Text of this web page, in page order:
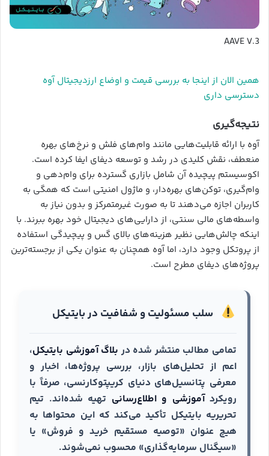
AAVE V.3
همین الان از اینجا به بررسی قیمت و اوضاع ارزدیجیتال آوه
دسترسی داری
نتیجه‌گیری
آوه با ارائه قابلیت‌هایی مانند وام‌های فلش و نرخ‌های بهره
منعطف، نقش کلیدی در رشد و توسعه دیفای ایفا کرده است.
اکوسیستم پیچیده آن شامل بازاری گسترده برای وام‌دهی و
وام‌گیری، توکن‌های بهره‌دار، و ماژول امنیتی است که همگی به
کاربران اجازه می‌دهند تا به صورت غیرمتمرکز و بدون نیاز به
واسطه‌های مالی سنتی، از دارایی‌های دیجیتال خود بهره ببرند. با
اینکه چالش‌هایی نظیر هزینه‌های بالای گس و پیچیدگی استفاده
از پروتکل وجود دارد، اما آوه همچنان به عنوان یکی از برجسته‌ترین
پروژه‌های دیفای مطرح است.
سلب مسئولیت و شفافیت در بایتیکل
تمامی مطالب منتشر شده در بلاگ آموزشی بایتیکل،
اعم از تحلیل‌های بازار، بررسی پروژه‌ها، اخبار و
معرفی پتانسیل‌های دنیای کریپتوکارنسی، صرفاً با
رویکردآموزشی و اطلاع‌رسانی تهیه شده‌اند. تیم
تحریریه بایتیکل تأکید می‌کند که این محتواها به
هیچ عنوان «توصیه مستقیم خرید و فروش» یا
«سیگنال سرمایه‌گذاری» محسوب نمی‌شوند.